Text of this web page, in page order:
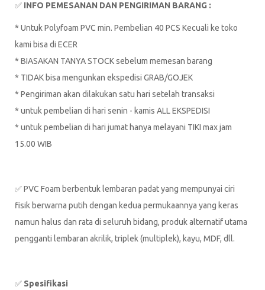
✅ INFO PEMESANAN DAN PENGIRIMAN BARANG :
* Untuk Polyfoam PVC min. Pembelian 40 PCS Kecuali ke toko
kami bisa di ECER
* BIASAKAN TANYA STOCK sebelum memesan barang
* TIDAK bisa mengunkan ekspedisi GRAB/GOJEK
* Pengiriman akan dilakukan satu hari setelah transaksi
* untuk pembelian di hari senin - kamis ALL EKSPEDISI
* untuk pembelian di hari jumat hanya melayani TIKI max jam
15.00 WIB
✅ PVC Foam berbentuk lembaran padat yang mempunyai ciri
fisik berwarna putih dengan kedua permukaannya yang keras
namun halus dan rata di seluruh bidang, produk alternatif utama
pengganti lembaran akrilik, triplek (multiplek), kayu, MDF, dll.
✅ Spesifikasi